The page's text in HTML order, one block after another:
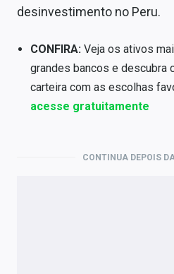
desinvestimento no Peru.
CONFIRA: Veja os ativos
grandes bancos e descubra
carteira com as escolhas
acesse gratuitamente
CONTINUA DEPOIS